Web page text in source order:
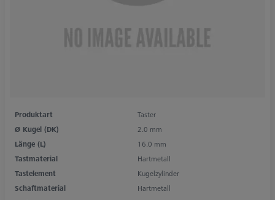
Produktart
Taster
Ø Kugel (DK)
2.0 mm
Länge (L)
16.0 mm
Tastmaterial
Hartmetall
Tastelement
Kugelzylinder
Schaftmaterial
Hartmetall